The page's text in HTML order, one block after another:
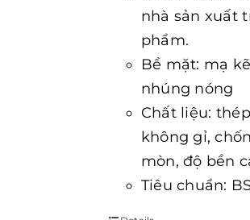
nhà sản xuất
phẩm.
Bề mặt: mạ
nhúng nóng
Chất liệu:
không gỉ,
mòn, độ bền
Tiêu chuẩn: